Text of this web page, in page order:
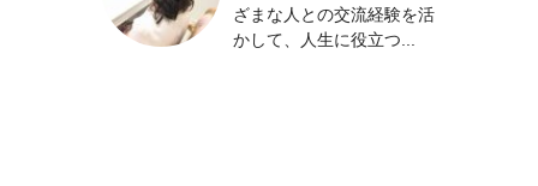
ざまな人との交流経験を活
かして、人生に役立つ...